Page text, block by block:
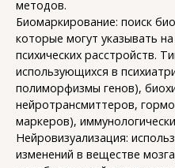
методов.
Биомаркирование: поиск
которые могут указывать
психических расстройств.
использующихся в
полиморфизмы генов),
нейротрансмиттеров,
маркеров),
Нейровизуализация:
изменений в веществе